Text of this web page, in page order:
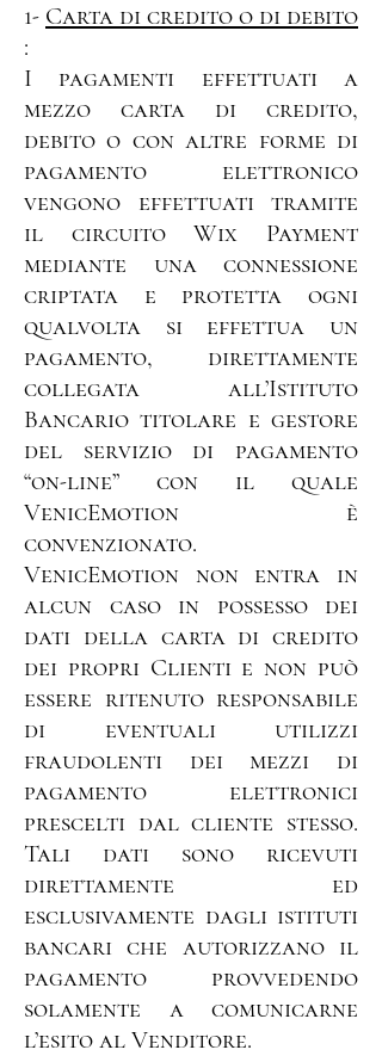
1- Carta di credito o di debito
:
I pagamenti effettuati a
mezzo carta di credito,
debito o con altre forme di
pagamento elettronico
vengono effettuati tramite
il circuito Wix Payment
mediante una connessione
criptata e protetta ogni
qualvolta si effettua un
pagamento, direttamente
collegata all’Istituto
Bancario titolare e gestore
del servizio di pagamento
“on-line” con il quale
VenicEmotion è
convenzionato.
VenicEmotion non entra in
alcun caso in possesso dei
dati della carta di credito
dei propri Clienti e non può
essere ritenuto responsabile
di eventuali utilizzi
fraudolenti dei mezzi di
pagamento elettronici
prescelti dal cliente stesso.
Tali dati sono ricevuti
direttamente ed
esclusivamente dagli istituti
bancari che autorizzano il
pagamento provvedendo
solamente a comunicarne
l’esito al Venditore.